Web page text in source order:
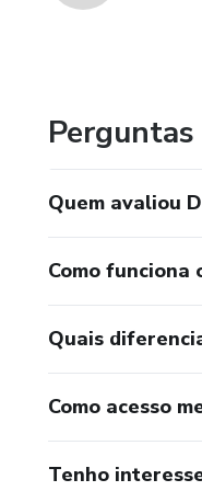
Quem avaliou
Como funciona
Quais
Como acesso
Tenho